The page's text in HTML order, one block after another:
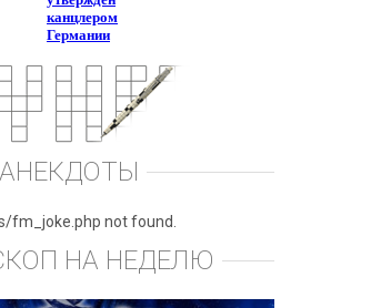
АНЕКДОТЫ
fm_joke.php not found.
НА НЕДЕЛЮ